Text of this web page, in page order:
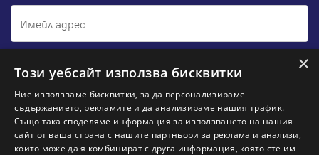
Абонирам се
НАЙ-ПОПУЛЯРНИ ТЪРСЕНИЯ:
×
Този уебсайт използва бисквитки
Ние използваме бисквитки, за да персонализираме
съдържанието, рекламите и да анализираме нашия трафик.
Също така споделяме информация за използването на нашия
сайт от ваша страна с нашите партньори за реклама и анализи,
които може да я комбинират с друга информация, която сте им